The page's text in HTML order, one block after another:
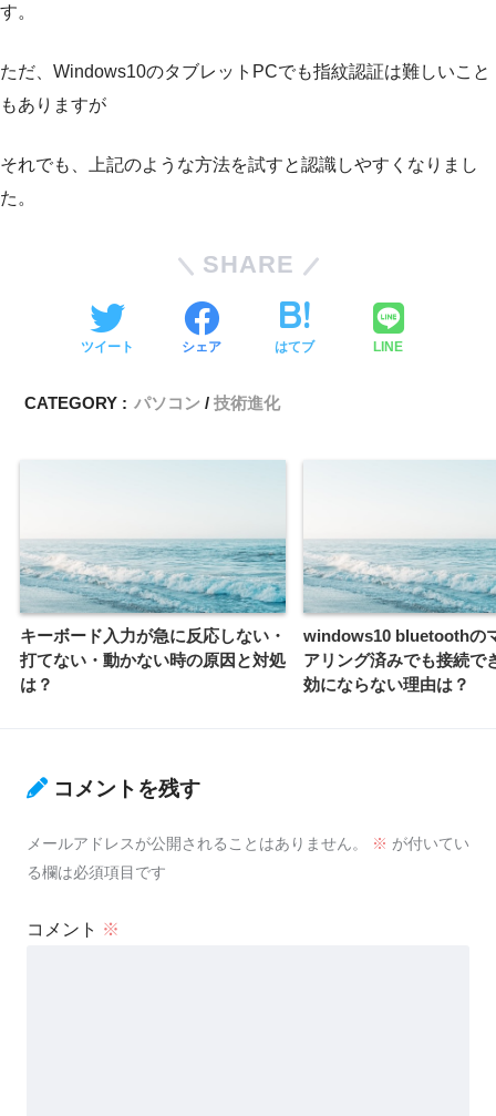
す。
ただ、Windows10のタブレットPCでも指紋認証は難しいこと
もありますが
それでも、上記のような方法を試すと認識しやすくなりまし
た。
SHARE
ツイート シェア はてブ LINE
CATEGORY : パソコン 技術進化
キーボード入力が急に反応しない・
打てない・動かない時の原因と対処
は？
windows10 bluetoothの
アリング済みでも接続で
効にならない理由は？
コメントを残す
メールアドレスが公開されることはありません。 ※ が付いてい
る欄は必須項目です
コメント ※